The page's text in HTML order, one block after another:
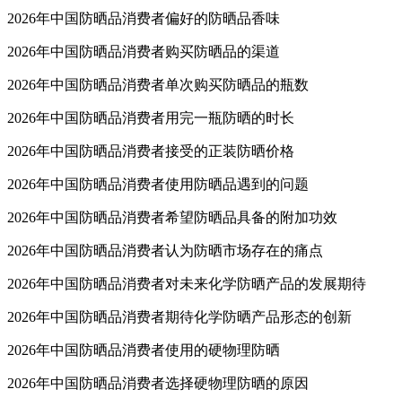
2026年中国防晒品消费者偏好的防晒品香味
2026年中国防晒品消费者购买防晒品的渠道
2026年中国防晒品消费者单次购买防晒品的瓶数
2026年中国防晒品消费者用完一瓶防晒的时长
2026年中国防晒品消费者接受的正装防晒价格
2026年中国防晒品消费者使用防晒品遇到的问题
2026年中国防晒品消费者希望防晒品具备的附加功效
2026年中国防晒品消费者认为防晒市场存在的痛点
2026年中国防晒品消费者对未来化学防晒产品的发展期待
2026年中国防晒品消费者期待化学防晒产品形态的创新
2026年中国防晒品消费者使用的硬物理防晒
2026年中国防晒品消费者选择硬物理防晒的原因